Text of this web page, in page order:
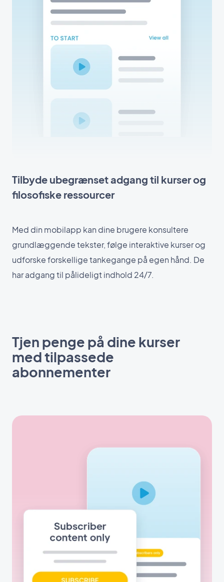
Tilbyde ubegrænset adgang til kurser og
filosofiske ressourcer
Med din mobilapp kan dine brugere konsultere
grundlæggende tekster, følge interaktive kurser og
udforske forskellige tankegange på egen hånd. De
har adgang til pålideligt indhold 24/7.
Tjen penge på dine kurser
med tilpassede
abonnementer